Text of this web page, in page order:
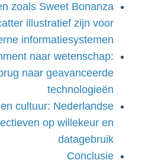
zoals Sweet Bonanza
illustratief zijn voor
informatiesystemen
naar wetenschap:
naar geavanceerde
technologieën
cultuur: Nederlandse
op willekeur en
datagebruik
Conclusie